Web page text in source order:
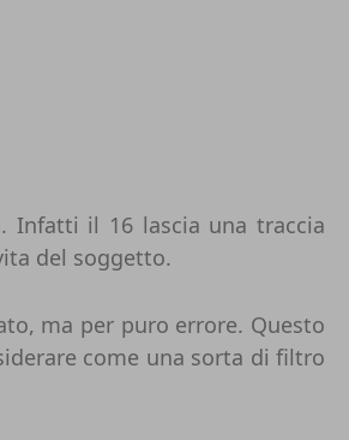
Infatti il 16 lascia una traccia
del soggetto.
ma per puro errore. Questo
come una sorta di filtro